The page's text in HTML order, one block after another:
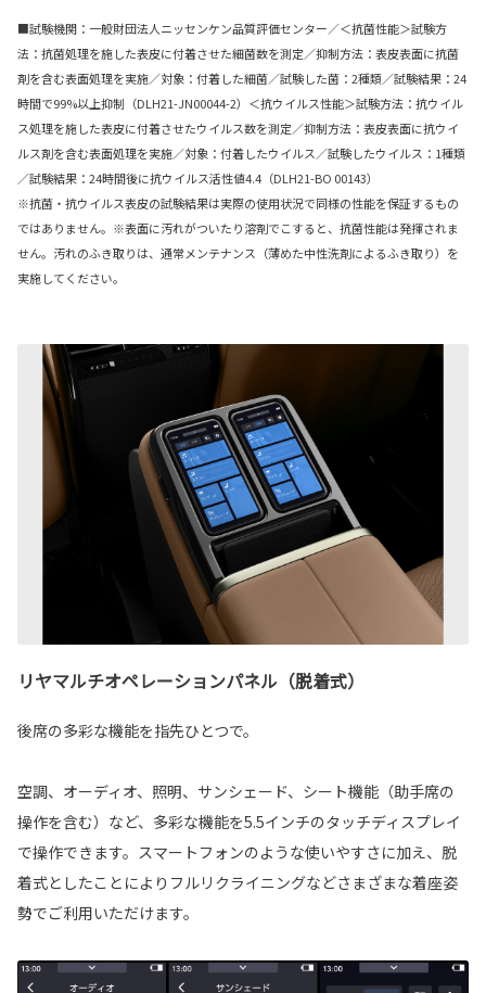
■試験機関：一般財団法人ニッセンケン品質評価センター／＜抗菌性能＞試験方
法：抗菌処理を施した表皮に付着させた細菌数を測定／抑制方法：表皮表面に抗菌
剤を含む表面処理を実施／対象：付着した細菌／試験した菌：2種類／試験結果：24
時間で99%以上抑制（DLH21-JN00044-2）＜抗ウイルス性能＞試験方法：抗ウイル
ス処理を施した表皮に付着させたウイルス数を測定／抑制方法：表皮表面に抗ウイ
ルス剤を含む表面処理を実施／対象：付着したウイルス／試験したウイルス：1種類
／試験結果：24時間後に抗ウイルス活性値4.4（DLH21-BO 00143）
※抗菌・抗ウイルス表皮の試験結果は実際の使用状況で同様の性能を保証するもの
ではありません。※表面に汚れがついたり溶剤でこすると、抗菌性能は発揮されま
せん。汚れのふき取りは、通常メンテナンス（薄めた中性洗剤によるふき取り）を
実施してください。
リヤマルチオペレーションパネル（脱着式）
後席の多彩な機能を指先ひとつで。
空調、オーディオ、照明、サンシェード、シート機能（助手席の
操作を含む）など、多彩な機能を5.5インチのタッチディスプレイ
で操作できます。スマートフォンのような使いやすさに加え、脱
着式としたことによりフルリクライニングなどさまざまな着座姿
勢でご利用いただけます。